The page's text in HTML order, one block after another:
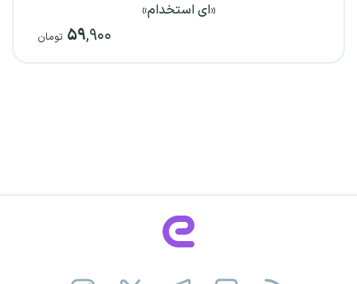
«ای استخدام»
۵۹,۹۰۰ تومان